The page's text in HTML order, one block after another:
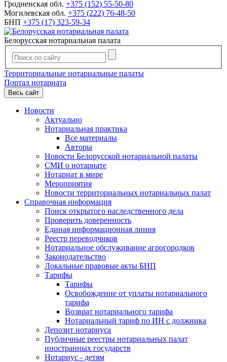
Гродненская обл. +375 (152) 55-50-80
Могилевская обл. +375 (222) 76-48-50
БНП +375 (17) 323-59-34
Белорусская нотариальная палата
Территориальные нотариальные палаты
Портал нотариата
Весь сайт
Новости
Актуально
Нотариальная практика
Все материалы
Авторы
Новости Белорусской нотариальной палаты
СМИ о нотариате
Нотариат в мире
Мероприятия
Новости территориальных нотариальных палат
Справочная информация
Поиск открытого наследственного дела
Проверить доверенность
Единая информационная линия
Реестр переводчиков
Нотариальное обслуживание агрогородков
Законодательство
Локальные правовые акты БНП
Тарифы
Тарифы
Освобождение от уплаты нотариального
тарифа
Возврат нотариального тарифа
Нотариальный тариф по ИН с должника
Депозит нотариуса
Публичные реестры нотариальных палат
иностранных государств
Нотариус - детям